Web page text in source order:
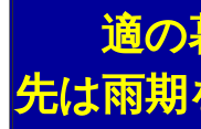
適の暮
先は雨